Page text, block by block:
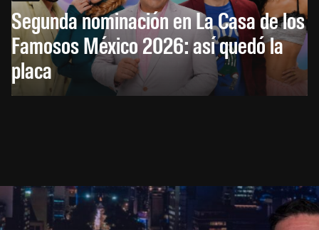
Segunda nominación en La Casa de los
Famosos México 2026: así quedó la
placa